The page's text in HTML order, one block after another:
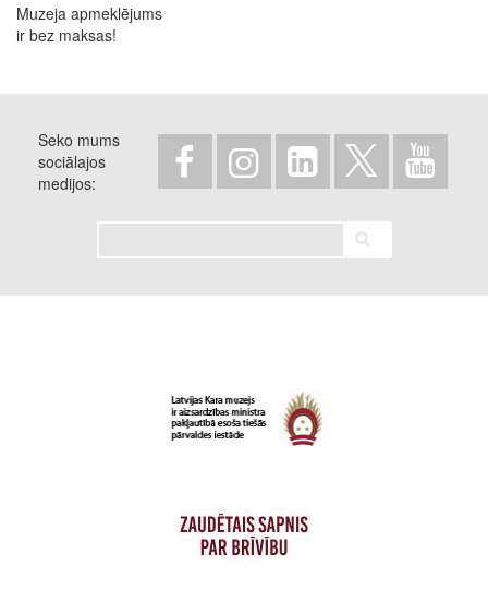
Muzeja apmeklējums
ir bez maksas!
Seko mums
sociālajos
medijos